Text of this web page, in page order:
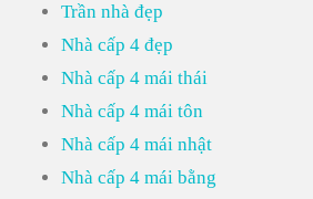
Trần nhà đẹp
Nhà cấp 4 đẹp
Nhà cấp 4 mái thái
Nhà cấp 4 mái tôn
Nhà cấp 4 mái nhật
Nhà cấp 4 mái bằng